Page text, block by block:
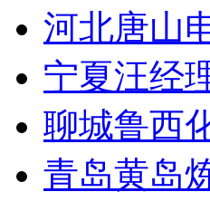
河北唐山
宁夏汪经
聊城鲁西
青岛黄岛